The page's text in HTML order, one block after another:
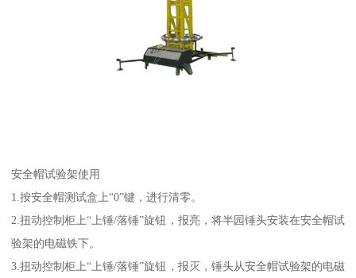
安全帽试验架使用
1.按安全帽测试盒上“0”键，进行清零。
2.扭动控制柜上“上锤/落锤”旋钮，报亮，将半园锤头安装在安全帽试
验架的电磁铁下。
3.扭动控制柜上“上锤/落锤”旋钮，报灭，锤头从安全帽试验架的电磁